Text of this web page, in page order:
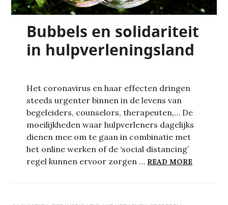
Bubbels en solidariteit
in hulpverleningsland
Het coronavirus en haar effecten dringen
steeds urgenter binnen in de levens van
begeleiders, counselors, therapeuten,… De
moeilijkheden waar hulpverleners dagelijks
dienen mee om te gaan in combinatie met
het online werken of de ‘social distancing’
regel kunnen ervoor zorgen … READ MORE